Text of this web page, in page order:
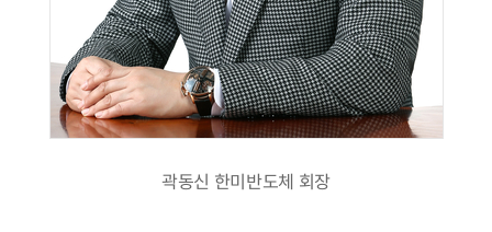
곽동신 한미반도체 회장